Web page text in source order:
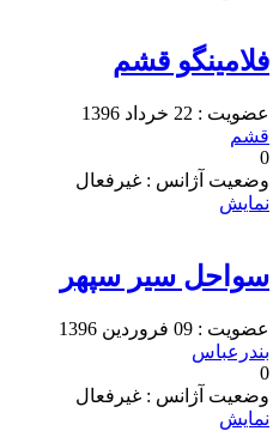
فلامینگو قشم
عضویت : 22 خرداد 1396
قشم
0
وضعیت آژانس : غیرفعال
نمایش
سواحل سیر سپهر
عضویت : 09 فروردین 1396
بندرعباس
0
وضعیت آژانس : غیرفعال
نمایش